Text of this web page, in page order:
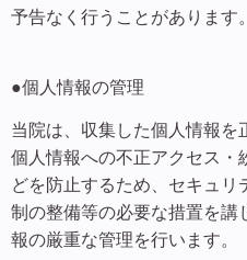
予告なく行うことがあります。
●個人情報の管理
当院は、収集した個人情報を
個人情報への不正アクセス・
どを防止するため、セキュ
制の整備等の必要な措置を講
報の厳重な管理を行います。